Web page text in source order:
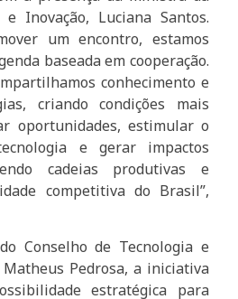
e Inovação, Luciana Santos.
um encontro, estamos
baseada em cooperação.
conhecimento e
criando condições mais
oportunidades, estimular o
e gerar impactos
cadeias produtivas e
competitiva do Brasil”,
Conselho de Tecnologia e
Matheus Pedrosa, a iniciativa
estratégica para